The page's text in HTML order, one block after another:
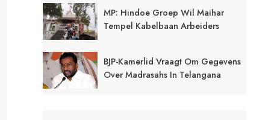
MP: Hindoe Groep Wil Maihar
Tempel Kabelbaan Arbeiders
BJP-Kamerlid Vraagt Om Gegevens
Over Madrasahs In Telangana